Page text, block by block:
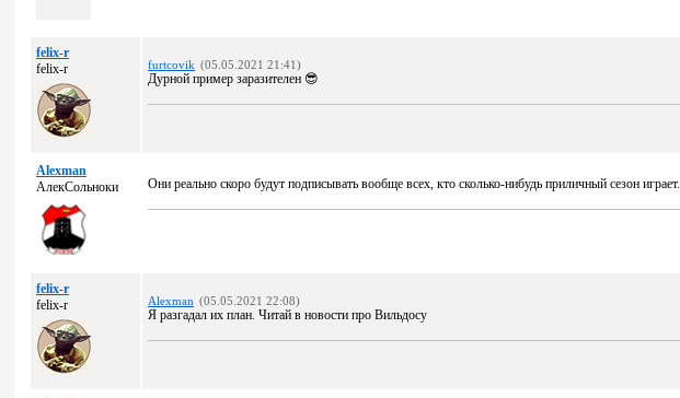
felix-r
felix-r
furtcovik (05.05.2021 21:41)
Дурной пример заразителен 😎
Alexman
АлекСольноки
Они реально скоро будут подписывать вообще всех, кто сколько-нибудь приличный сезон играет.
felix-r
felix-r
Alexman (05.05.2021 22:08)
Я разгадал их план. Читай в новости про Вильдосу